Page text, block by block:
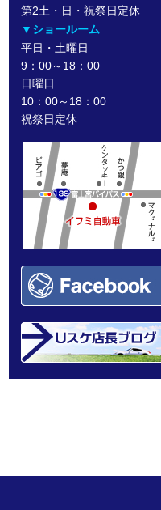
第2土・日・祝祭日定休
▼ショールーム
平日・土曜日
9：00～18：00
日曜日
10：00～18：00
祝祭日定休